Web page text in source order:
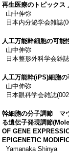
再生医療のトピックス
山中伸弥
日本内分泌学会雑誌
人工万能幹細胞の可能
山中伸弥
日本整形外科学会雑
人工万能幹(iPS)細胞
山中伸弥
日本眼科学会雑誌
幹細胞の分子調節 マ
る遺伝子発現調節
OF GENE
EPIGENETIC
Yamanaka Shinya